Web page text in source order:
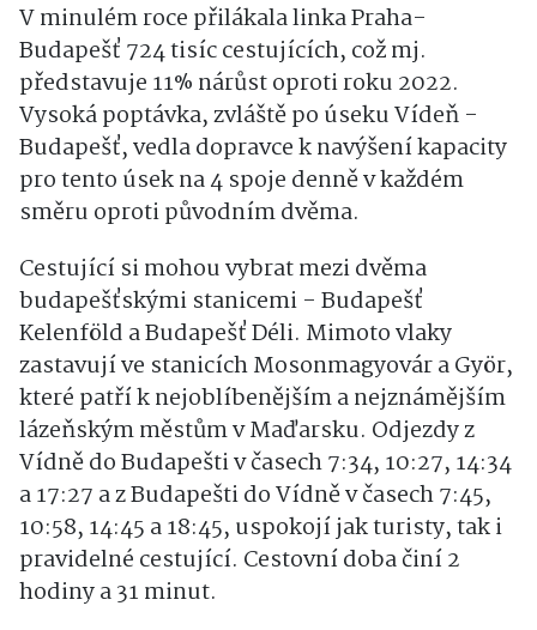
V minulém roce přilákala linka Praha-
Budapešť 724 tisíc cestujících, což mj.
představuje 11% nárůst oproti roku 2022.
Vysoká poptávka, zvláště po úseku Vídeň -
Budapešť, vedla dopravce k navýšení kapacity
pro tento úsek na 4 spoje denně v každém
směru oproti původním dvěma.
Cestující si mohou vybrat mezi dvěma
budapešťskými stanicemi - Budapešť
Kelenföld a Budapešť Déli. Mimoto vlaky
zastavují ve stanicích Mosonmagyovár a Györ,
které patří k nejoblíbenějším a nejznámějším
lázeňským městům v Maďarsku. Odjezdy z
Vídně do Budapešti v časech 7:34, 10:27, 14:34
a 17:27 a z Budapešti do Vídně v časech 7:45,
10:58, 14:45 a 18:45, uspokojí jak turisty, tak i
pravidelné cestující. Cestovní doba činí 2
hodiny a 31 minut.